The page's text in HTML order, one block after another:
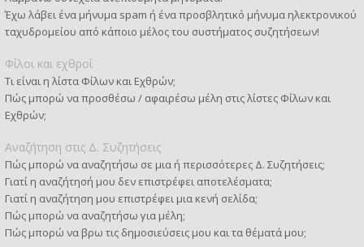
Έχω λάβει ένα μήνυμα spam ή ένα προσβλητικό μήνυμα ηλεκτρονικού
ταχυδρομείου από κάποιο μέλος του συστήματος συζητήσεων!
Φίλοι και εχθροί
Τι είναι η λίστα Φίλων και Εχθρών;
Πώς μπορώ να προσθέσω / αφαιρέσω μέλη στις λίστες Φίλων και
Εχθρών;
Αναζήτηση στις Δ. Συζητήσεις
Πώς μπορώ να αναζητήσω σε μια ή περισσότερες Δ. Συζητήσεις;
Γιατί η αναζήτησή μου δεν επιστρέφει αποτελέσματα;
Γιατί η αναζήτηση μου επιστρέφει μια κενή σελίδα;
Πώς μπορώ να αναζητήσω για μέλη;
Πώς μπορώ να βρω τις δημοσιεύσεις μου και τα θέματά μου;